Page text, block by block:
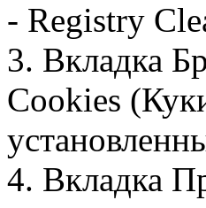
- Registry
3. Вкладка
Cookies
4. Вкладка